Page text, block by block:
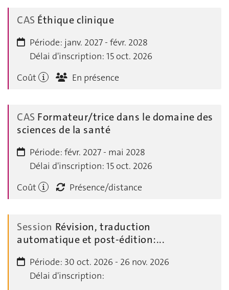
CAS Éthique clinique
Période: janv. 2027 - févr. 2028
Délai d'inscription: 15 oct. 2026
Coût
En présence
CAS Formateur/trice dans le domaine des
sciences de la santé
Période: févr. 2027 - mai 2028
Délai d'inscription: 15 oct. 2026
Coût
Présence/distance
Session Révision, traduction
automatique et post-édition:...
Période: 30 oct. 2026 - 26 nov. 2026
Délai d'inscription: